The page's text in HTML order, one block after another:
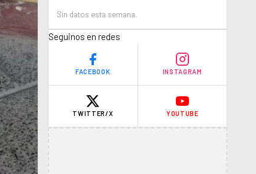
Sin datos esta semana.
Seguinos en redes
FACEBOOK INSTAGRAM
TWITTER/X YOUTUBE